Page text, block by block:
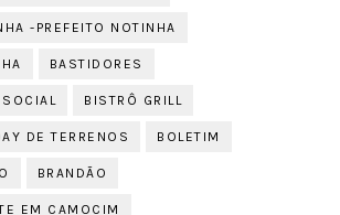
-PREFEITO NOTINHA
BASTIDORES
BISTRÔ GRILL
DE TERRENOS BOLETIM
BRANDÃO
EM CAMOCIM